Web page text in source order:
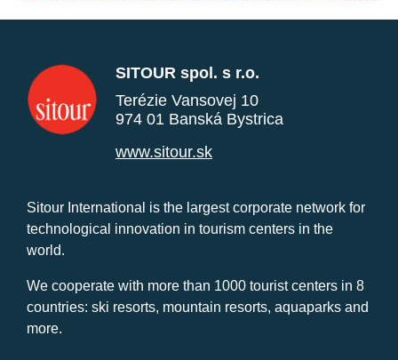
SITOUR spol. s r.o.
Terézie Vansovej 10
974 01 Banská Bystrica
www.sitour.sk
Sitour International is the largest corporate network for
technological innovation in tourism centers in the
world.
We cooperate with more than 1000 tourist centers in 8
countries: ski resorts, mountain resorts, aquaparks and
more.